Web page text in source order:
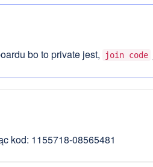
bo to private jest, join code
kod: 1155718-08565481